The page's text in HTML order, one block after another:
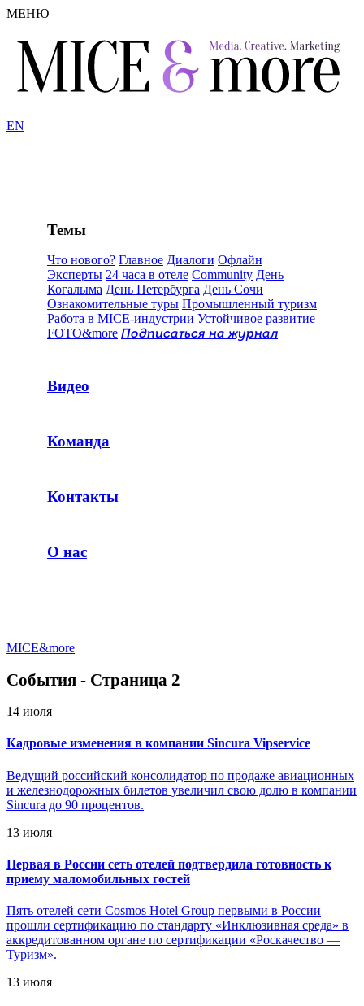
МЕНЮ
EN
Темы
Что нового? Главное Диалоги Офлайн
Эксперты 24 часа в отеле Community День
Когалыма День Петербурга День Сочи
Ознакомительные туры Промышленный туризм
Работа в MICE-индустрии Устойчивое развитие
FOTO&more Подписаться на журнал
Видео
Команда
Контакты
О нас
MICE&more
События - Страница 2
14 июля
Кадровые изменения в компании Sincura Vipservice
Ведущий российский консолидатор по продаже авиационных
и железнодорожных билетов увеличил свою долю в компании
Sincura до 90 процентов.
13 июля
Первая в России сеть отелей подтвердила готовность к
приему маломобильных гостей
Пять отелей сети Cosmos Hotel Group первыми в России
прошли сертификацию по стандарту «Инклюзивная среда» в
аккредитованном органе по сертификации «Роскачество —
Туризм».
13 июля